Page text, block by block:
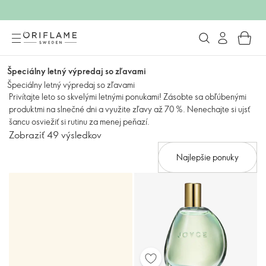
Špeciálny letný výpredaj so zľavami
Špeciálny letný výpredaj so zľavami
Privítajte leto so skvelými letnými ponukami! Zásobte sa obľúbenými
produktmi na slnečné dni a využite zľavy až 70 %. Nenechajte si ujsť
šancu osviežiť si rutinu za menej peňazí.
Zobraziť 49 výsledkov
Najlepšie ponuky